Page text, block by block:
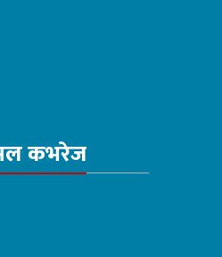
कभरेज